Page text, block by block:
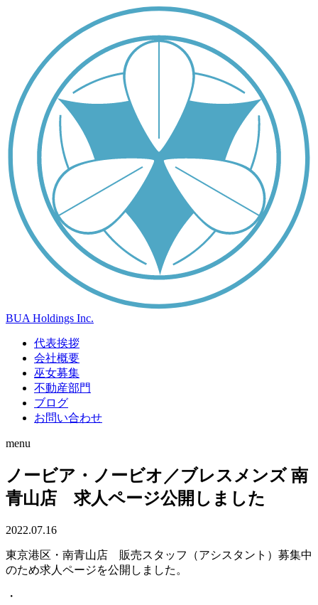
BUA Holdings Inc.
代表挨拶
会社概要
巫女募集
不動産部門
ブログ
お問い合わせ
menu
ノービア・ノービオ／ブレスメンズ 南
青山店 求人ページ公開しました
2022.07.16
東京港区・南青山店 販売スタッフ（アシスタント）募集中
のため求人ページを公開しました。
・